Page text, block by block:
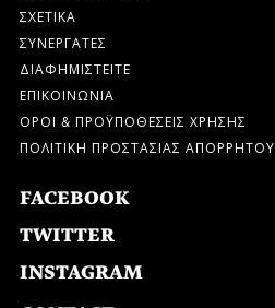
ΣΧΕΤΙΚΑ
ΣΥΝΕΡΓΑΤΕΣ
ΔΙΑΦΗΜΙΣΤΕΙΤΕ
ΕΠΙΚΟΙΝΩΝΙΑ
ΟΡΟΙ & ΠΡΟΫΠΟΘΕΣΕΙΣ ΧΡΗΣΗΣ
ΠΟΛΙΤΙΚΗ ΠΡΟΣΤΑΣΙΑΣ ΑΠΟΡΡΗΤΟΥ
FACEBOOK
TWITTER
INSTAGRAM